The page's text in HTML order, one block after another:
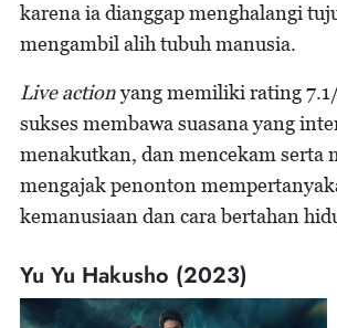
karena ia dianggap menghalangi
mengambil alih tubuh manusia.
Live actionyang memiliki rating
sukses membawa suasana yang
menakutkan, dan mencekam serta
mengajak penonton
kemanusiaan dan cara bertahan
Yu Yu Hakusho (2023)